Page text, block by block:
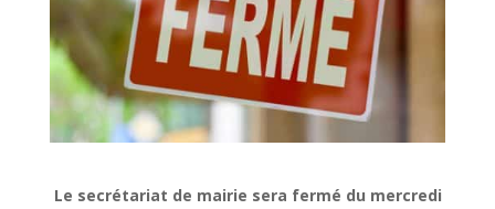
Le secrétariat de mairie sera fermé du mercredi